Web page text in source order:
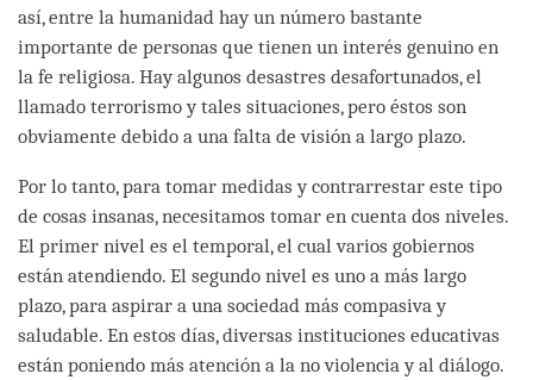
así, entre la humanidad hay un número bastante
importante de personas que tienen un interés genuino en
la fe religiosa. Hay algunos desastres desafortunados, el
llamado terrorismo y tales situaciones, pero éstos son
obviamente debido a una falta de visión a largo plazo.
Por lo tanto, para tomar medidas y contrarrestar este tipo
de cosas insanas, necesitamos tomar en cuenta dos niveles.
El primer nivel es el temporal, el cual varios gobiernos
están atendiendo. El segundo nivel es uno a más largo
plazo, para aspirar a una sociedad más compasiva y
saludable. En estos días, diversas instituciones educativas
están poniendo más atención a la no violencia y al diálogo.